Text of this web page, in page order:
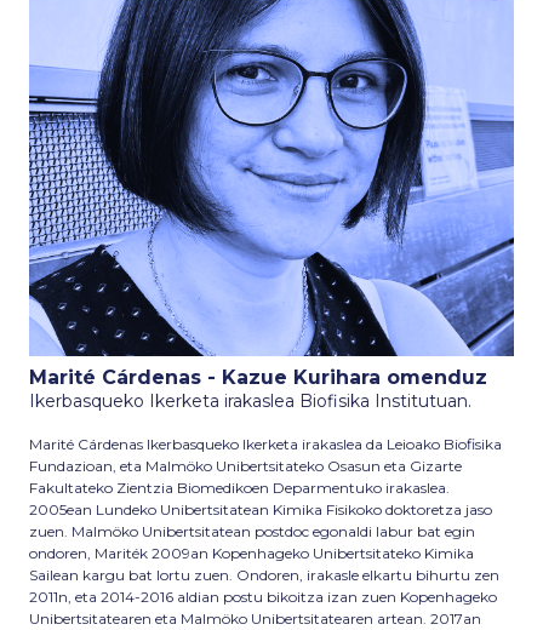
Marité Cárdenas - Kazue Kurihara omenduz
Ikerbasqueko Ikerketa irakaslea Biofisika Institutuan.
Marité Cárdenas Ikerbasqueko Ikerketa irakaslea da Leioako Biofisika
Fundazioan, eta Malmöko Unibertsitateko Osasun eta Gizarte
Fakultateko Zientzia Biomedikoen Deparmentuko irakaslea.
2005ean Lundeko Unibertsitatean Kimika Fisikoko doktoretza jaso
zuen. Malmöko Unibertsitatean postdoc egonaldi labur bat egin
ondoren, Mariték 2009an Kopenhageko Unibertsitateko Kimika
Sailean kargu bat lortu zuen. Ondoren, irakasle elkartu bihurtu zen
2011n, eta 2014-2016 aldian postu bikoitza izan zuen Kopenhageko
Unibertsitatearen eta Malmöko Unibertsitatearen artean. 2017an